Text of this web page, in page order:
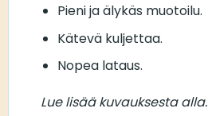
Pieni ja älykäs muotoilu.
Kätevä kuljettaa.
Nopea lataus.
Lue lisää kuvauksesta alla.